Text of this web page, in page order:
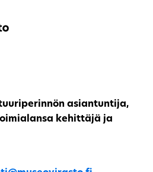
asiantuntija,
kehittäjä ja